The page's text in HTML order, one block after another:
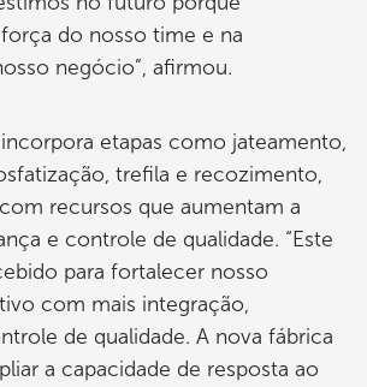
do nosso time e na
negócio”, afirmou.
etapas como jateamento,
trefila e recozimento,
recursos que aumentam a
e controle de qualidade. “Este
para fortalecer nosso
com mais integração,
de qualidade. A nova fábrica
a capacidade de resposta ao